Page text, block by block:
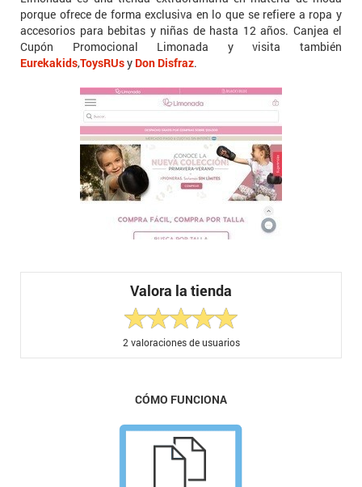
porque ofrece de forma exclusiva en lo que se refiere a ropa y
accesorios para bebitas y niñas de hasta 12 años. Canjea el
Cupón Promocional Limonada y visita también
Eurekakids,ToysRUsy Don Disfraz.
Valora la tienda
2 valoraciones de usuarios
CÓMO FUNCIONA